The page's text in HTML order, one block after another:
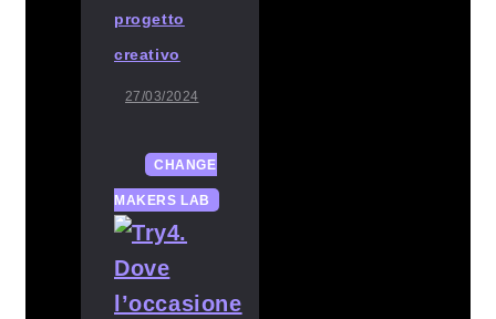
progetto
creativo
27/03/2024
CHANGE
MAKERS LAB